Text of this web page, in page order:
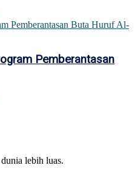
Pemberantasan
lebih luas.